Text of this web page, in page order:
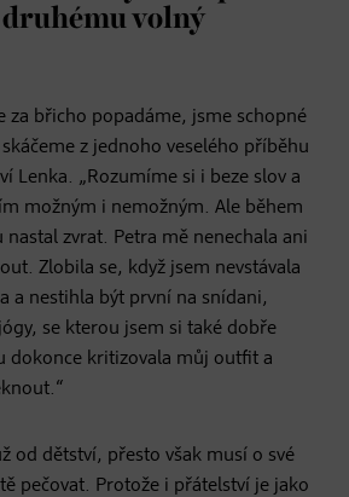
volný
za břicho popadáme, jsme schopné
z jednoho veselého příběhu
Lenka. „Rozumíme si i beze slov a
možným i nemožným. Ale během
nastal zvrat. Petra mě nenechala ani
Zlobila se, když jsem nevstávala
a nestihla být první na snídani,
se kterou jsem si také dobře
dokonce kritizovala můj outfit a
od dětství, přesto však musí o své
pečovat. Protože i přátelství je jako